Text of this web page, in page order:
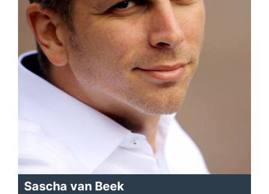
Sascha van Beek